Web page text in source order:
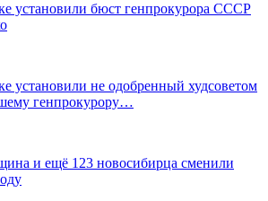
установили бюст генпрокурора СССР
установили не одобренный худсоветом
генпрокурору…
и ещё 123 новосибирца сменили